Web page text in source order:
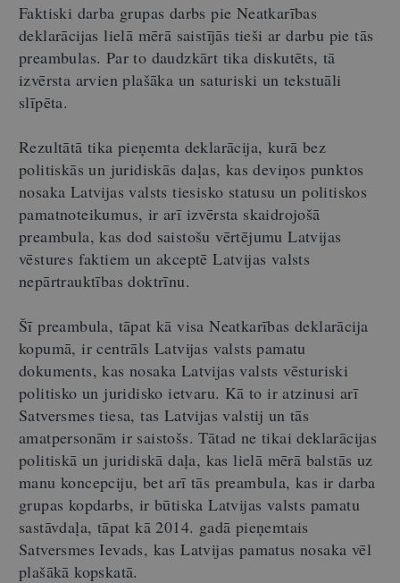
Faktiski darba grupas darbs pie Neatkarības
deklarācijas lielā mērā saistījās tieši ar darbu pie tās
preambulas. Par to daudzkārt tika diskutēts, tā
izvērsta arvien plašāka un saturiski un tekstuāli
slīpēta.
Rezultātā tika pieņemta deklarācija, kurā bez
politiskās un juridiskās daļas, kas deviņos punktos
nosaka Latvijas valsts tiesisko statusu un politiskos
pamatnoteikumus, ir arī izvērsta skaidrojošā
preambula, kas dod saistošu vērtējumu Latvijas
vēstures faktiem un akceptē Latvijas valsts
nepārtrauktības doktrīnu.
Šī preambula, tāpat kā visa Neatkarības deklarācija
kopumā, ir centrāls Latvijas valsts pamatu
dokuments, kas nosaka Latvijas valsts vēsturiski
politisko un juridisko ietvaru. Kā to ir atzinusi arī
Satversmes tiesa, tas Latvijas valstij un tās
amatpersonām ir saistošs. Tātad ne tikai deklarācijas
politiskā un juridiskā daļa, kas lielā mērā balstās uz
manu koncepciju, bet arī tās preambula, kas ir darba
grupas kopdarbs, ir būtiska Latvijas valsts pamatu
sastāvdaļa, tāpat kā 2014. gadā pieņemtais
Satversmes Ievads, kas Latvijas pamatus nosaka vēl
plašākā kopskatā.